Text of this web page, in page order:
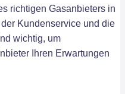
richtigen Gasanbieters in
Kundenservice und die
wichtig, um
Ihren Erwartungen